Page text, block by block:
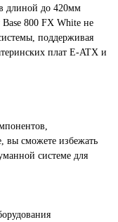
длиной до 420мм
800 FX White не
поддерживая
плат E-ATX и
вы сможете избежать
системе для